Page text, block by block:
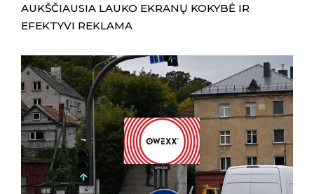
AUKŠČIAUSIA LAUKO EKRANŲ KOKYBĖ IR
EFEKTYVI REKLAMA